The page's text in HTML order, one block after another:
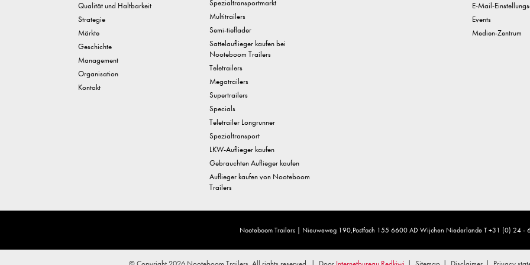
Qualität und Haltbarkeit
Strategie
Märkte
Geschichte
Management
Organisation
Kontakt
Spezialtransportmarkt
Multitrailers
Semi-tieflader
Sattelauflieger kaufen bei
Nooteboom Trailers
Teletrailers
Megatrailers
Supertrailers
Specials
Teletrailer Longrunner
Spezialtransport
LKW-Auflieger kaufen
Gebrauchten Auflieger kaufen
Auflieger kaufen von Nooteboom
Trailers
E-Mail-
Events
Medien-Zentrum
Nooteboom Trailers | Nieuweweg 190,Postfach 155 6600 AD Wijchen Niederlande T +31 (0) 24 -